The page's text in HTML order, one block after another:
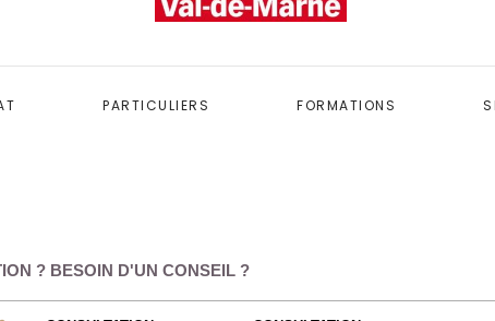
PARTICULIERS FORMATIONS
? BESOIN D'UN CONSEIL ?